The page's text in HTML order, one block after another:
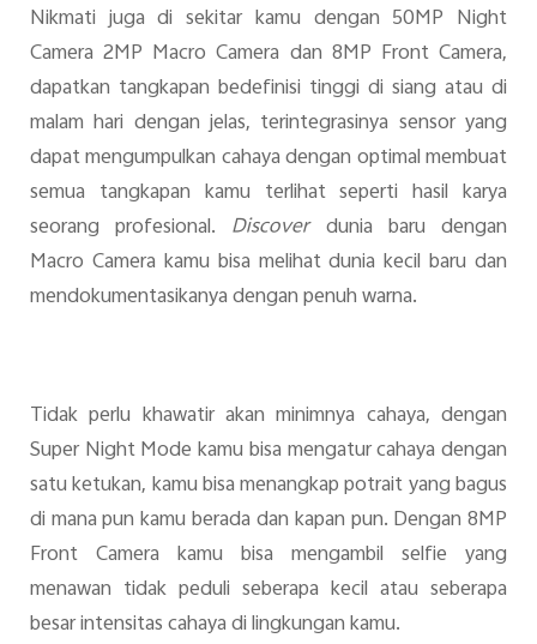
Nikmati juga di sekitar kamu dengan 50MP Night
Camera 2MP Macro Camera dan 8MP Front Camera,
dapatkan tangkapan bedefinisi tinggi di siang atau di
malam hari dengan jelas, terintegrasinya sensor yang
dapat mengumpulkan cahaya dengan optimal membuat
semua tangkapan kamu terlihat seperti hasil karya
seorang profesional. Discover dunia baru dengan
Macro Camera kamu bisa melihat dunia kecil baru dan
mendokumentasikanya dengan penuh warna.
Tidak perlu khawatir akan minimnya cahaya, dengan
Super Night Mode kamu bisa mengatur cahaya dengan
satu ketukan, kamu bisa menangkap potrait yang bagus
di mana pun kamu berada dan kapan pun. Dengan 8MP
Front Camera kamu bisa mengambil selfie yang
menawan tidak peduli seberapa kecil atau seberapa
besar intensitas cahaya di lingkungan kamu.